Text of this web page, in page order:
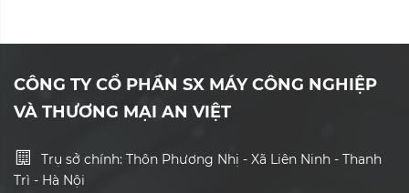
CÔNG TY CỔ PHẦN SX MÁY CÔNG NGHIỆP
VÀ THƯƠNG MẠI AN VIỆT
Trụ sở chính: Thôn Phương Nhị - Xã Liên Ninh - Thanh
Trì - Hà Nội